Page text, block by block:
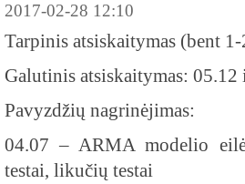
2017-02-28 12:10
Tarpinis atsiskaitymas (bent
Galutinis atsiskaitymas: 05.12
Pavyzdžių nagrinėjimas:
04.07 – ARMA modelio
testai, likučių testai